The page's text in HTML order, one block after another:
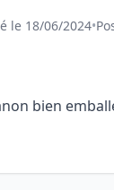
le 18/06/2024•
bien